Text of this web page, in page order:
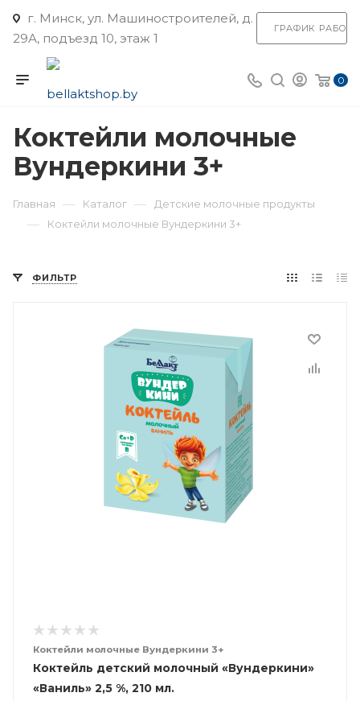
г. Минск, ул. Машиностроителей, д.
29А, подъезд 10, этаж 1
ГРАФИК
0
Коктейли молочные
Вундеркини 3+
Главная — Каталог — Детские молочные продукты
— Коктейли молочные Вундеркини 3+
ФИЛЬТР
Коктейли молочные Вундеркини 3+
Коктейль детский молочный «Вундеркини»
«Ваниль» 2,5 %, 210 мл.